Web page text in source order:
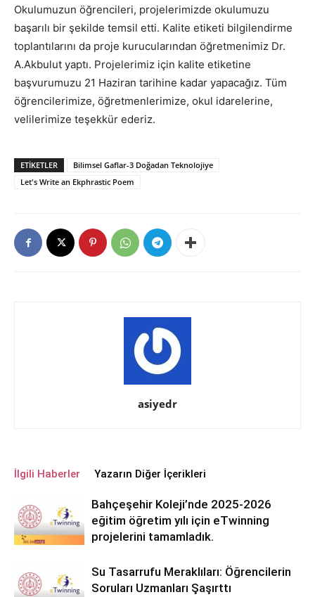
Okulumuzun öğrencileri, projelerimizde okulumuzu
başarılı bir şekilde temsil etti. Kalite etiketi bilgilendirme
toplantılarını da proje kurucularından öğretmenimiz Dr.
A.Akbulut yaptı. Projelerimiz için kalite etiketine
başvurumuzu 21 Haziran tarihine kadar yapacağız. Tüm
öğrencilerimize, öğretmenlerimize, okul idarelerine,
velilerimize teşekkür ederiz.
ETIKETLER
Bilimsel Gaflar-3 Doğadan Teknolojiye
Let's Write an Ekphrastic Poem
asiyedr
İlgili Haberler Yazarın Diğer İçerikleri
Bahçeşehir Koleji’nde 2025-2026
eğitim öğretim yılı için eTwinning
projelerini tamamladık.
Su Tasarrufu Meraklıları: Öğrencilerin
Soruları Uzmanları Şaşırttı